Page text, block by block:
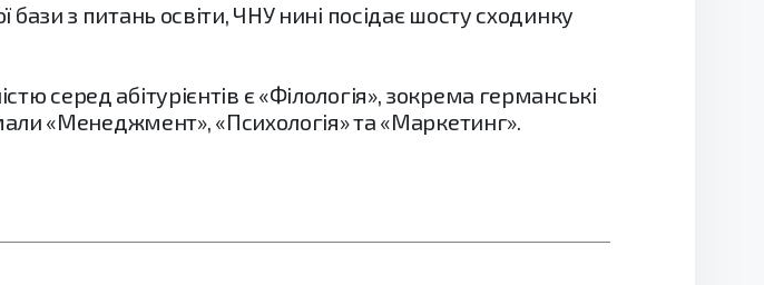
з питань освіти, ЧНУ нині посідає шосту сходинку
серед абітурієнтів є «Філологія», зокрема германські
«Менеджмент», «Психологія» та «Маркетинг».